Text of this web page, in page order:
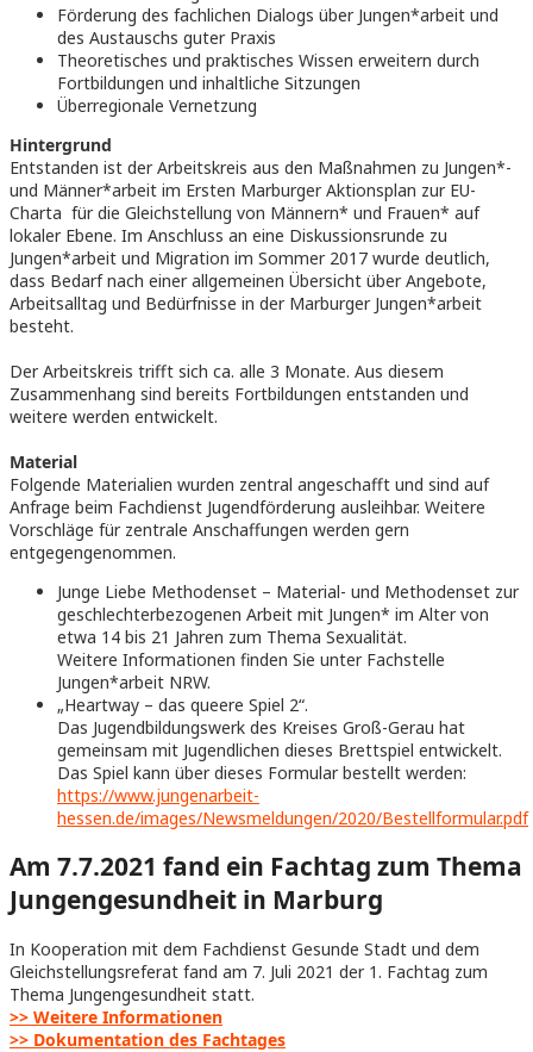
Förderung des fachlichen Dialogs über Jungen*arbeit und
des Austauschs guter Praxis
Theoretisches und praktisches Wissen erweitern durch
Fortbildungen und inhaltliche Sitzungen
Überregionale Vernetzung
Hintergrund
Entstanden ist der Arbeitskreis aus den Maßnahmen zu Jungen*-
und Männer*arbeit im Ersten Marburger Aktionsplan zur EU-
Charta für die Gleichstellung von Männern* und Frauen* auf
lokaler Ebene. Im Anschluss an eine Diskussionsrunde zu
Jungen*arbeit und Migration im Sommer 2017 wurde deutlich,
dass Bedarf nach einer allgemeinen Übersicht über Angebote,
Arbeitsalltag und Bedürfnisse in der Marburger Jungen*arbeit
besteht.
Der Arbeitskreis trifft sich ca. alle 3 Monate. Aus diesem
Zusammenhang sind bereits Fortbildungen entstanden und
weitere werden entwickelt.
Material
Folgende Materialien wurden zentral angeschafft und sind auf
Anfrage beim Fachdienst Jugendförderung ausleihbar. Weitere
Vorschläge für zentrale Anschaffungen werden gern
entgegengenommen.
Junge Liebe Methodenset – Material- und Methodenset zur
geschlechterbezogenen Arbeit mit Jungen* im Alter von
etwa 14 bis 21 Jahren zum Thema Sexualität.
Weitere Informationen finden Sie unter Fachstelle
Jungen*arbeit NRW.
„Heartway – das queere Spiel 2“.
Das Jugendbildungswerk des Kreises Groß-Gerau hat
gemeinsam mit Jugendlichen dieses Brettspiel entwickelt.
Das Spiel kann über dieses Formular bestellt werden:
https://www.jungenarbeit-
hessen.de/images/Newsmeldungen/2020/Bestellformular.pdf
Am 7.7.2021 fand ein Fachtag zum Thema
Jungengesundheit in Marburg
In Kooperation mit dem Fachdienst Gesunde Stadt und dem
Gleichstellungsreferat fand am 7. Juli 2021 der 1. Fachtag zum
Thema Jungengesundheit statt.
>> Weitere Informationen
>> Dokumentation des Fachtages